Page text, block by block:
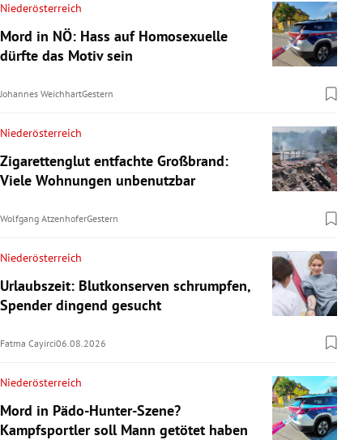
Niederösterreich
Mord in NÖ: Hass auf Homosexuelle
dürfte das Motiv sein
Johannes WeichhartGestern
Niederösterreich
Zigarettenglut entfachte Großbrand:
Viele Wohnungen unbenutzbar
Wolfgang AtzenhoferGestern
Niederösterreich
Urlaubszeit: Blutkonserven schrumpfen,
Spender dingend gesucht
Fatma Cayirci06.08.2026
Niederösterreich
Mord in Pädo-Hunter-Szene?
Kampfsportler soll Mann getötet haben